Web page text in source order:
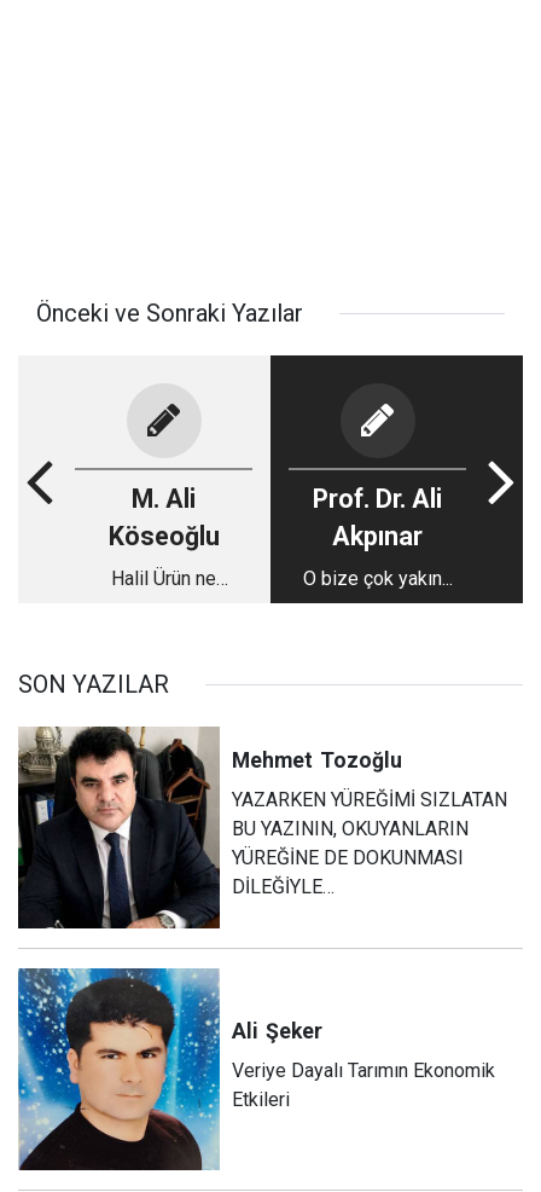
Önceki ve Sonraki Yazılar
M. Ali
Köseoğlu
Halil Ürün ne
Prof. Dr. Ali
Akpınar
O bize çok yakın...
SON YAZILAR
Mehmet Tozoğlu
YAZARKEN YÜREĞİMİ SIZLATAN
BU YAZININ, OKUYANLARIN
YÜREĞİNE DE DOKUNMASI
DİLEĞİYLE…
Ali Şeker
Veriye Dayalı Tarımın Ekonomik
Etkileri